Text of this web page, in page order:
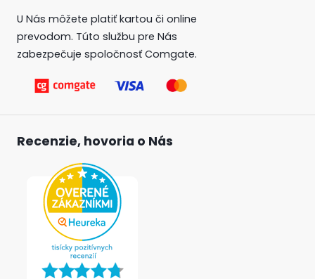
U Nás môžete platiť kartou či online
prevodom. Túto službu pre Nás
zabezpečuje spoločnosť Comgate.
Recenzie, hovoria o Nás